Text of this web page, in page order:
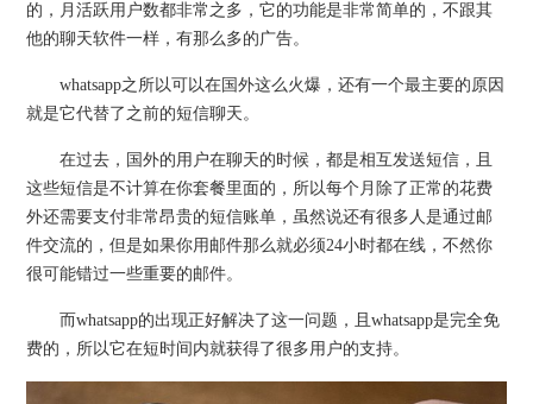
的，月活跃用户数都非常之多，它的功能是非常简单的，不跟其
他的聊天软件一样，有那么多的广告。
whatsapp之所以可以在国外这么火爆，还有一个最主要的原因
就是它代替了之前的短信聊天。
在过去，国外的用户在聊天的时候，都是相互发送短信，且
这些短信是不计算在你套餐里面的，所以每个月除了正常的花费
外还需要支付非常昂贵的短信账单，虽然说还有很多人是通过邮
件交流的，但是如果你用邮件那么就必须24小时都在线，不然你
很可能错过一些重要的邮件。
而whatsapp的出现正好解决了这一问题，且whatsapp是完全免
费的，所以它在短时间内就获得了很多用户的支持。